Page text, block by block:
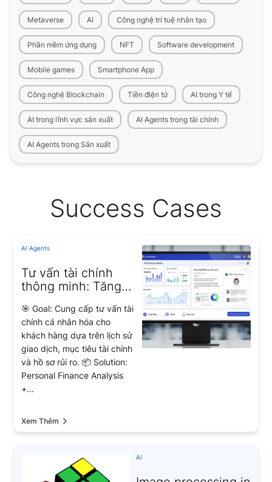
Metaverse AI Công nghệ trí tuệ nhân tạo
Phần mềm ứng dụng NFT Software development
Mobile games Smartphone App
Công nghệ Blockchain Tiền điện tử AI trong Y tế
AI trong lĩnh vực sản xuất AI Agents trong tài chính
AI Agents trong Sản xuất
Success Cases
AI Agents
Tư vấn tài chính
thông minh: Tăng
khách hàng nhờ AI
Advisor
🎯 Goal: Cung cấp tư vấn tài
chính cá nhân hóa cho
khách hàng dựa trên lịch sử
giao dịch, mục tiêu tài chính
và hồ sơ rủi ro. 📦 Solution:
Personal Finance Analysis
+...
Xem Thêm
AI